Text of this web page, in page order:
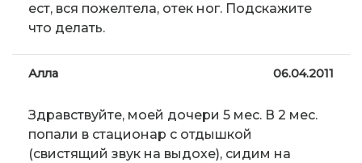
ест, вся пожелтела, отек ног. Подскажите
что делать.
Алла 06.04.2011
Здравствуйте, моей дочери 5 мес. В 2 мес.
попали в стационар с отдышкой
(свистящий звук на выдохе), сидим на